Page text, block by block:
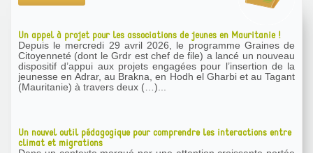
Un appel à projet pour les associations de jeunes en Mauritanie !
Depuis le mercredi 29 avril 2026, le programme Graines de
Citoyenneté (dont le Grdr est chef de file) a lancé un nouveau
dispositif d’appui aux projets engagées pour l’insertion de la
jeunesse en Adrar, au Brakna, en Hodh el Gharbi et au Tagant
(Mauritanie) à travers deux (…)...
Un nouvel outil pédagogique pour comprendre les interactions entre
climat et migrations